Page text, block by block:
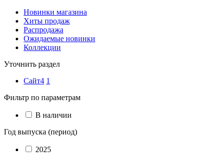
Новинки магазина
Хиты продаж
Распродажа
Ожидаемые новинки
Коллекции
Уточнить раздел
Сайт4 1
Фильтр по параметрам
В наличии
Год выпуска (период)
2025